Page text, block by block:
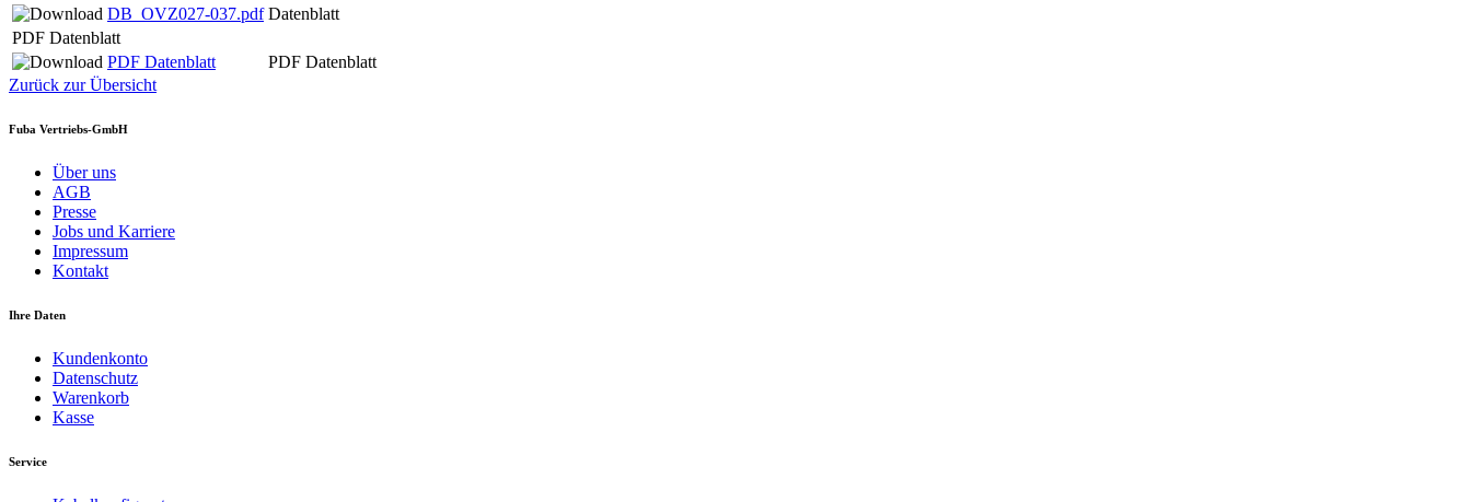
DB_OVZ027-037.pdf Datenblatt
PDF Datenblatt
PDF Datenblatt
PDF Datenblatt
Zurück zur Übersicht
Fuba Vertriebs-GmbH
Über uns
AGB
Presse
Jobs und Karriere
Impressum
Kontakt
Ihre Daten
Kundenkonto
Datenschutz
Warenkorb
Kasse
Service